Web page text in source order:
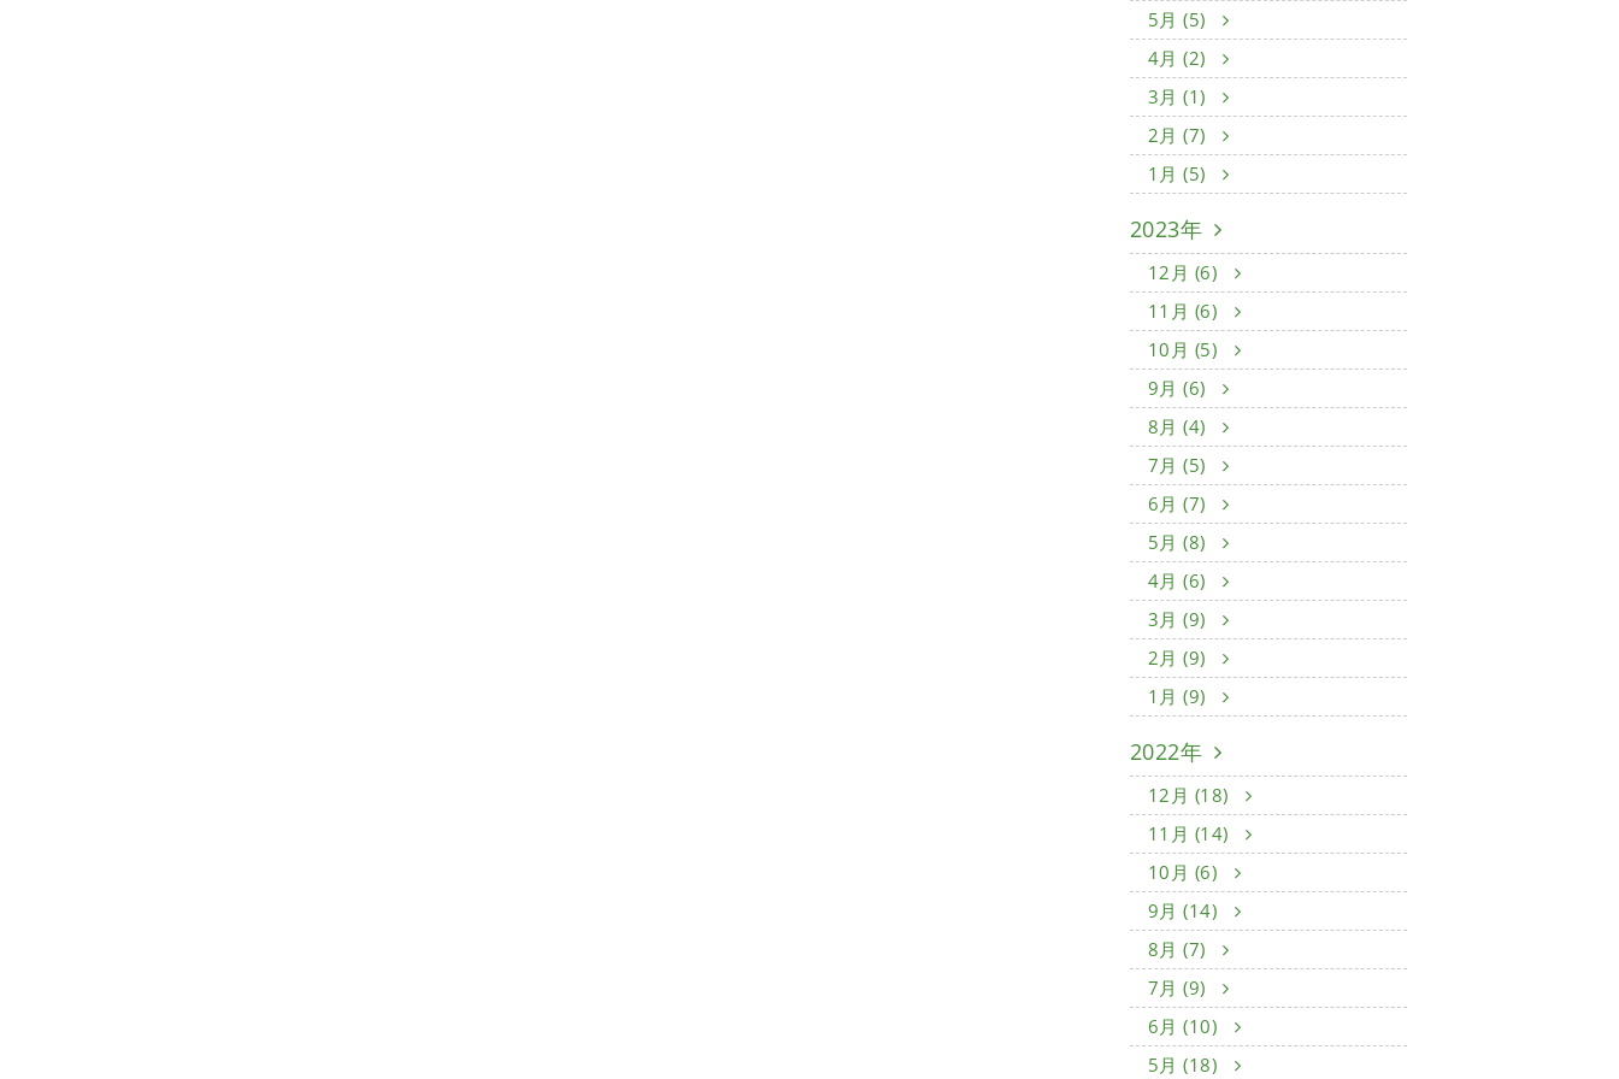
5月 (5)
4月 (2)
3月 (1)
2月 (7)
1月 (5)
2023年
12月 (6)
11月 (6)
10月 (5)
9月 (6)
8月 (4)
7月 (5)
6月 (7)
5月 (8)
4月 (6)
3月 (9)
2月 (9)
1月 (9)
2022年
12月 (18)
11月 (14)
10月 (6)
9月 (14)
8月 (7)
7月 (9)
6月 (10)
5月 (18)